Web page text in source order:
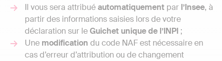
Il vous sera attribuéautomatiquement par l’Insee, à
partir des informations saisies lors de votre
déclaration sur leGuichet unique de l’INPI ;
Une modification du code NAF est nécessaire en
cas d’erreur d’attribution ou de changement